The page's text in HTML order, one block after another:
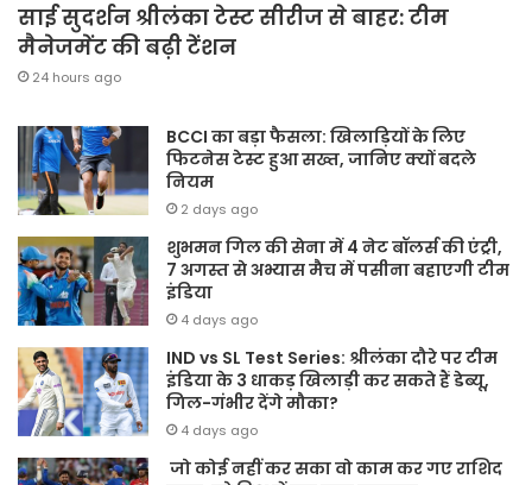
साई सुदर्शन श्रीलंका टेस्ट सीरीज से बाहर: टीम
मैनेजमेंट की बढ़ी टेंशन
24 hours ago
BCCI का बड़ा फैसला: खिलाड़ियों के लिए
फिटनेस टेस्ट हुआ सख्त, जानिए क्यों बदले
नियम
2 days ago
शुभमन गिल की सेना में 4 नेट बॉलर्स की एंट्री,
7 अगस्त से अभ्यास मैच में पसीना बहाएगी टीम
इंडिया
4 days ago
IND vs SL Test Series: श्रीलंका दौरे पर टीम
इंडिया के 3 धाकड़ खिलाड़ी कर सकते हैं डेब्यू,
गिल-गंभीर देंगे मौका?
4 days ago
जो कोई नहीं कर सका वो काम कर गए राशिद